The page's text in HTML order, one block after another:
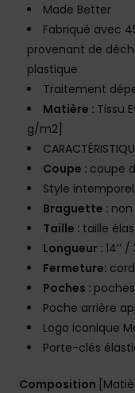
Made Better
Fabriqué avec
provenant de
plastique
Traitement
Matière : Tissu
g/m2]
Coupe : coupe
Style intemporel
Braguette : non
Taille : taille
Longueur : 14’’
Fermeture:
Poches :
Poche arrière
Logo iconique
Porte-clés
Composition